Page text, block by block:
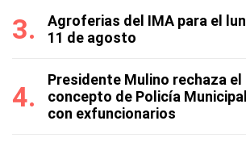
Agroferias del IMA para el
11 de agosto
Presidente Mulino rechaza el
concepto de Policía
con exfuncionarios